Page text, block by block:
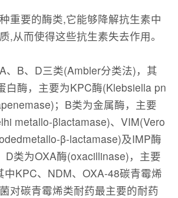
重要的酶类,它能够降解抗生素中
,从而使得这些抗生素失去作用。
、B、D三类(Ambler分类法)，其
白酶，主要为KPC酶(Klebsiella pn
；B类为金属酶，主要
metallo-βlactamase)、VIM(Vero
β-lactamase)及IMP酶
D类为OXA酶(oxacillinase)，主要
中KPC、NDM、OXA-48碳青霉烯
对碳青霉烯类耐药最主要的耐药